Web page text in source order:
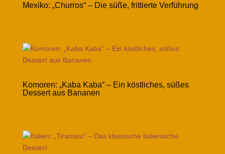
Mexiko: „Churros“ – Die süße, frittierte Verführung
Komoren: „Kaba Kaba“ – Ein köstliches, süßes
Dessert aus Bananen